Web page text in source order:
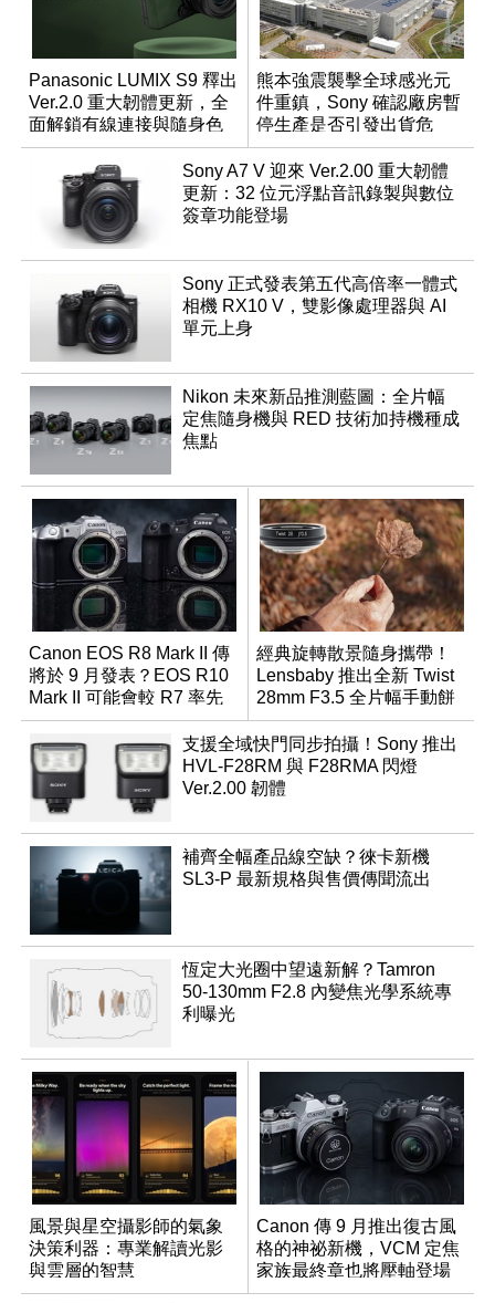
Panasonic LUMIX S9 釋出
Ver.2.0 重大韌體更新，全
面解鎖有線連接與隨身色
調編輯
熊本強震襲擊全球感光元
件重鎮，Sony 確認廠房暫
停生產是否引發出貨危
機？
Sony A7 V 迎來 Ver.2.00 重大韌體
更新：32 位元浮點音訊錄製與數位
簽章功能登場
Sony 正式發表第五代高倍率一體式
相機 RX10 V，雙影像處理器與 AI
單元上身
Nikon 未來新品推測藍圖：全片幅
定焦隨身機與 RED 技術加持機種成
焦點
Canon EOS R8 Mark II 傳
將於 9 月發表？EOS R10
Mark II 可能會較 R7 率先
推出
經典旋轉散景隨身攜帶！
Lensbaby 推出全新 Twist
28mm F3.5 全片幅手動餅
乾鏡
支援全域快門同步拍攝！Sony 推出
HVL-F28RM 與 F28RMA 閃燈
Ver.2.00 韌體
補齊全幅產品線空缺？徠卡新機
SL3-P 最新規格與售價傳聞流出
恆定大光圈中望遠新解？Tamron
50-130mm F2.8 內變焦光學系統專
利曝光
風景與星空攝影師的氣象
決策利器：專業解讀光影
與雲層的智慧
App「Atmos」登場
Canon 傳 9 月推出復古風
格的神祕新機，VCM 定焦
家族最終章也將壓軸登場